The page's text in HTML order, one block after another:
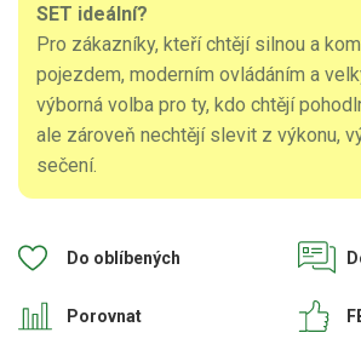
SET ideální?
Pro zákazníky, kteří chtějí silnou a
pojezdem, moderním ovládáním a
výborná volba pro ty, kdo chtějí
ale zároveň nechtějí slevit z výkonu,
sečení.
Do oblíbených
Porovnat